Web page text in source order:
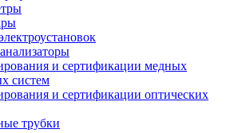
и сертификации медных
систем
и сертификации оптических
трубки